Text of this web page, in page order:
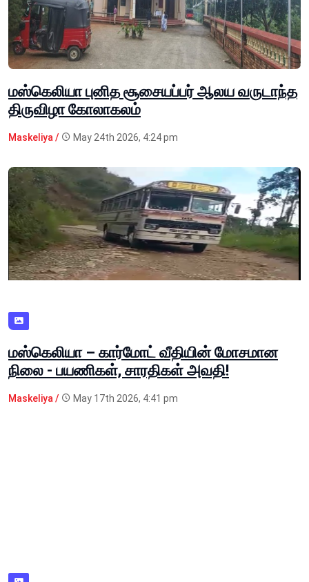
மஸ்கெலியா புனித சூசையப்பர் ஆலய வருடாந்த
திருவிழா கோலாகலம்
Maskeliya / May 24th 2026, 4:24 pm
மஸ்கெலியா – கார்மோட் வீதியின் மோசமான
நிலை - பயணிகள், சாரதிகள் அவதி!
Maskeliya / May 17th 2026, 4:41 pm